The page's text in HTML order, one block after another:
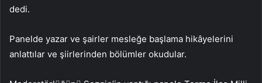
dedi.
Panelde yazar ve şairler mesleğe başlama hikâyelerini
anlattılar ve şiirlerinden bölümler okudular.